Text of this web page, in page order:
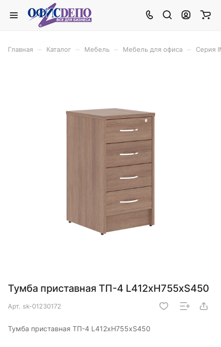
Главная Каталог Мебель Мебель для офиса Серия
Тумба приставная ТП-4 L412хH755хS450
Арт. sk-01230172
Тумба приставная ТП-4 L412хH755хS450